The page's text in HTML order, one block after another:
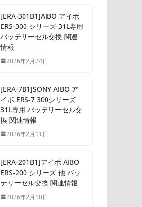
[ERA-301B1]AIBO アイボ
ERS-300 シリーズ 31L専用
バッテリーセル交換 関連
情報
2026年2月24日
[ERA-7B1]SONY AIBO ア
イボ ERS-7 300シリーズ
31L専用 バッテリーセル交
換 関連情報
2026年2月11日
[ERA-201B1]アイボ AIBO
ERS-200 シリーズ 他 バッ
テリーセル交換 関連情報
2026年2月10日